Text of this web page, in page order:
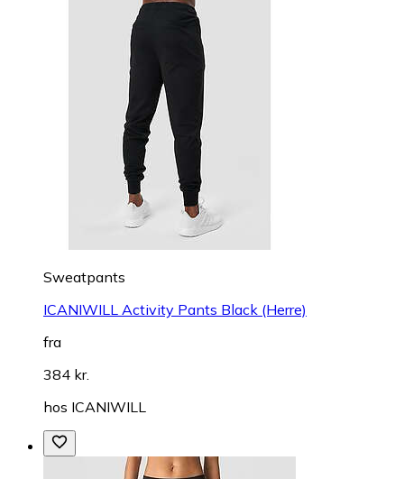
Sweatpants
ICANIWILL Activity Pants Black (Herre)
fra
384 kr.
hos ICANIWILL